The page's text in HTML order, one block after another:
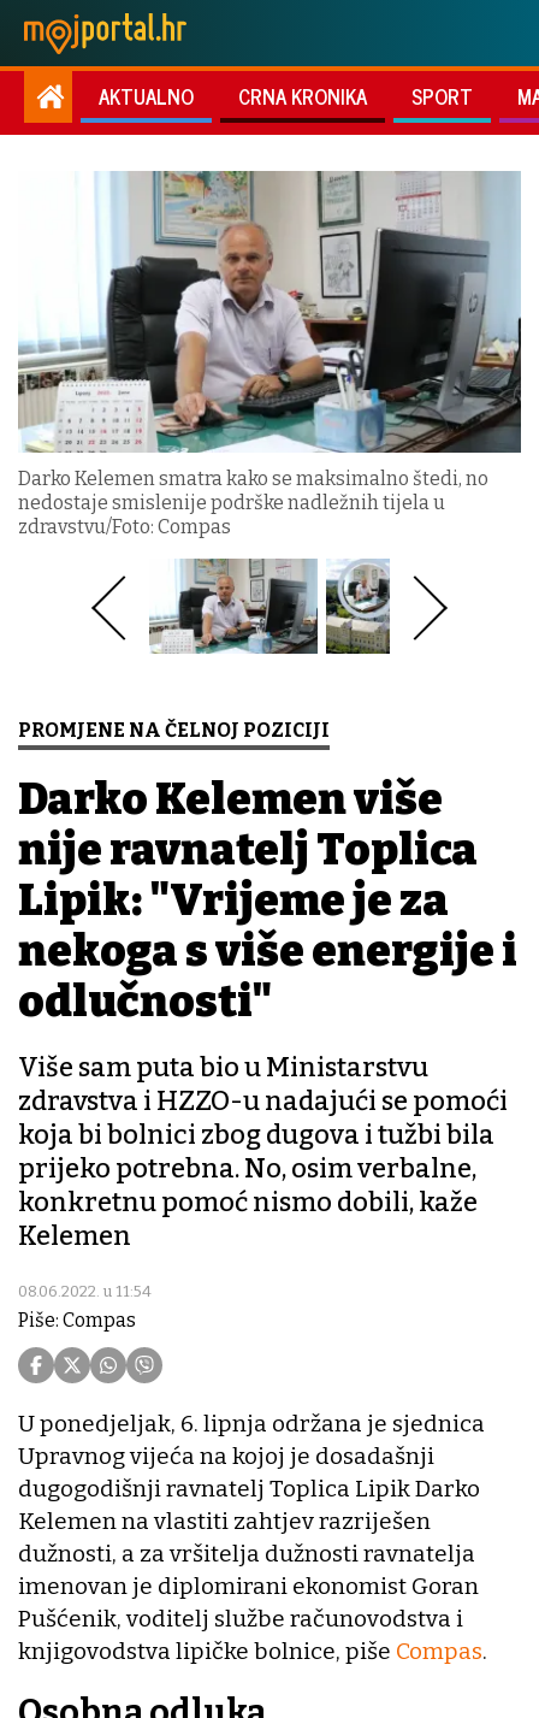
AKTUALNO CRNA KRONIKA SPORT
Darko Kelemen smatra kako se maksimalno štedi, no
nedostaje smislenije podrške nadležnih tijela u
zdravstvu/Foto: Compas
PROMJENE NA ČELNOJ POZICIJI
Darko Kelemen više
nije ravnatelj Toplica
Lipik: "Vrijeme je za
nekoga s više energije i
odlučnosti"
Više sam puta bio u Ministarstvu
zdravstva i HZZO-u nadajući se pomoći
koja bi bolnici zbog dugova i tužbi bila
prijeko potrebna. No, osim verbalne,
konkretnu pomoć nismo dobili, kaže
Kelemen
08.06.2022. u 11:54
Piše: Compas
U ponedjeljak, 6. lipnja održana je sjednica
Upravnog vijeća na kojoj je dosadašnji
dugogodišnji ravnatelj Toplica Lipik Darko
Kelemen na vlastiti zahtjev razriješen
dužnosti, a za vršitelja dužnosti ravnatelja
imenovan je diplomirani ekonomist Goran
Pušćenik, voditelj službe računovodstva i
knjigovodstva lipičke bolnice, piše Compas.